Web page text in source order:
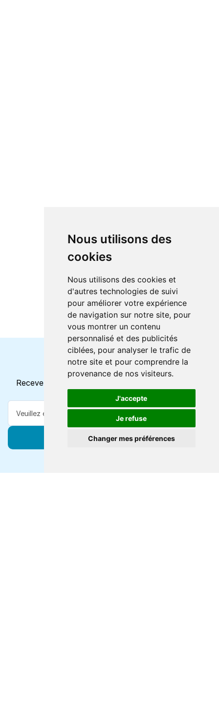
Nous utilisons des
cookies
Nous utilisons des cookies et
d'autres technologies de suivi
pour améliorer votre expérience
de navigation sur notre site, pour
vous montrer un contenu
personnalisé et des publicités
ciblées, pour analyser le trafic de
notre site et pour comprendre la
provenance de nos visiteurs.
J'accepte
Je refuse
Changer mes préférences
Horaires et offres actuels
Recevez toutes les mises à jour dans votre e-mail
S'abonner